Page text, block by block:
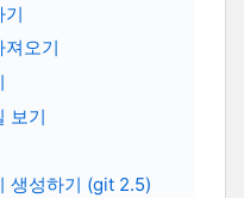
기
오기
보기
생성하기 (git 2.5)